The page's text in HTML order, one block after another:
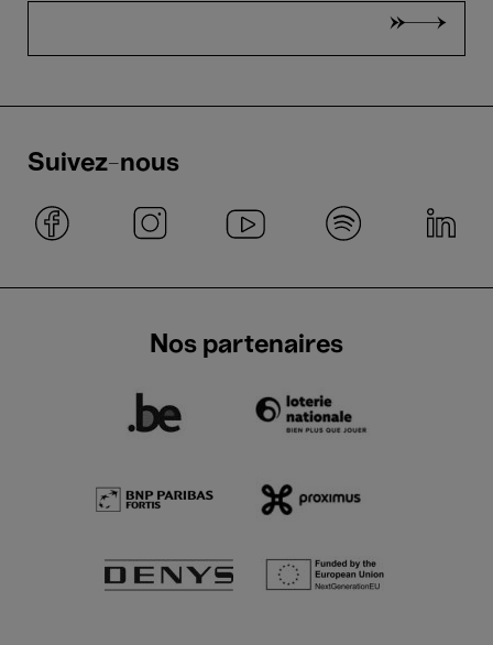
Suivez-nous
Nos partenaires